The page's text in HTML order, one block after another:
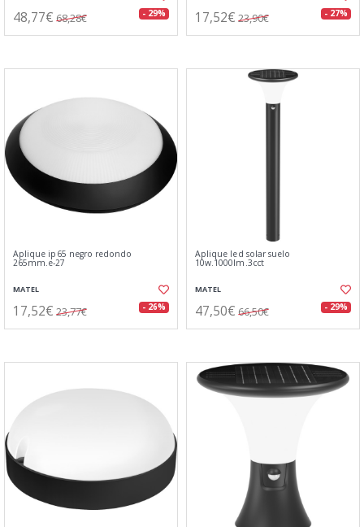
48,77€ 68,28€ - 29% 17,52€ 23,90€ - 27%
Aplique ip65 negro redondo
265mm.e-27
MATEL
17,52€ 23,77€ - 26%
Aplique led solar suelo
10w.1000lm.3cct
MATEL
47,50€ 66,50€ - 29%